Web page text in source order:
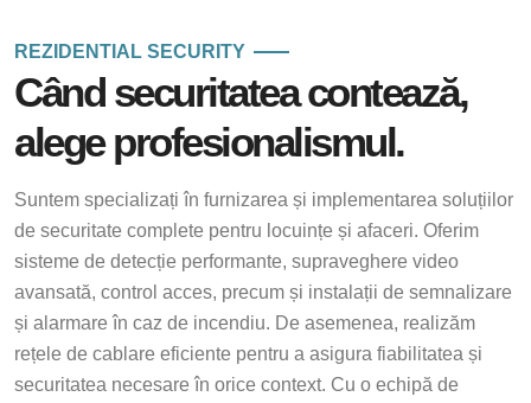
REZIDENTIAL SECURITY
Când securitatea contează,
alege profesionalismul.
Suntem specializați în furnizarea și implementarea soluțiilor
de securitate complete pentru locuințe și afaceri. Oferim
sisteme de detecție performante, supraveghere video
avansată, control acces, precum și instalații de semnalizare
și alarmare în caz de incendiu. De asemenea, realizăm
rețele de cablare eficiente pentru a asigura fiabilitatea și
securitatea necesare în orice context. Cu o echipă de